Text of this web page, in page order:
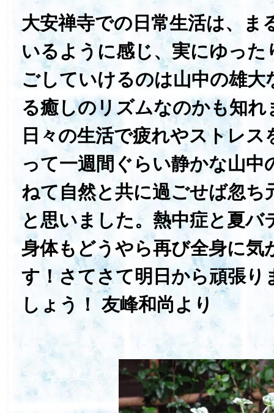
大安禅寺での日常生活は、ま
いるように感じ、実にゆった
ごしていけるのは山中の雄大
る癒しのリズムなのかも知れ
日々の生活で疲れやストレ
って一週間ぐらい静かな山中
ねて自然と共に過ごせば忽ち
と思いました。熱中症と夏バ
身体もどうやら再び全身に気
す！さてさて明日から頑張り
しょう！ 友峰和尚より